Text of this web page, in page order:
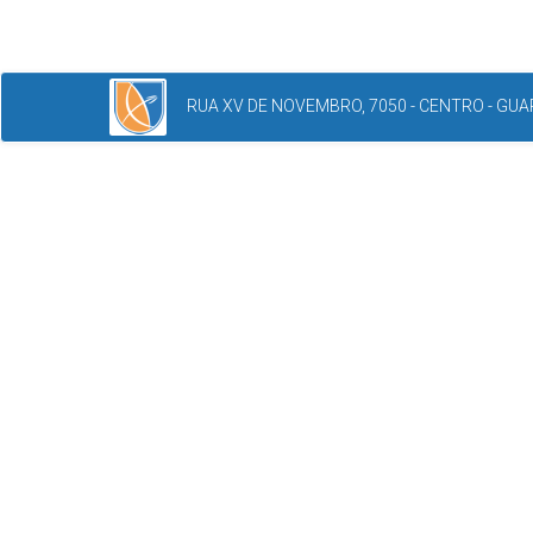
RUA XV DE NOVEMBRO, 7050 - CENTRO -